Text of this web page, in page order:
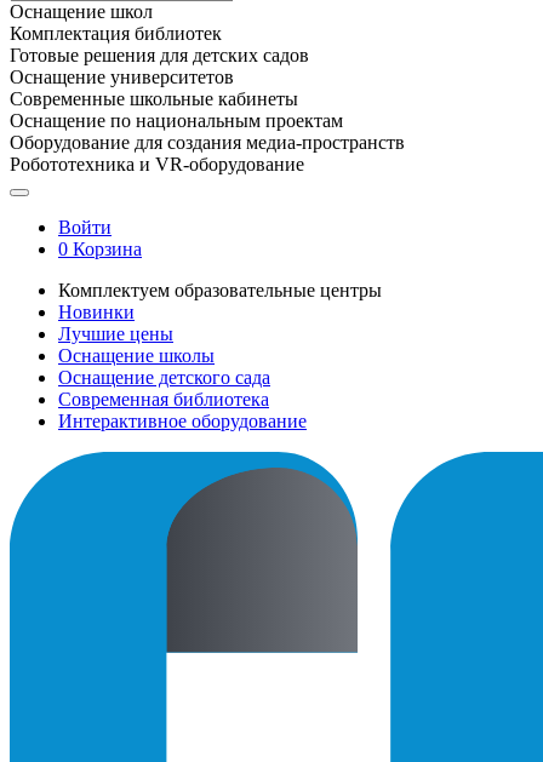
Оснащение школ
Комплектация библиотек
Готовые решения для детских садов
Оснащение университетов
Современные школьные кабинеты
Оснащение по национальным проектам
Оборудование для создания медиа-пространств
Робототехника и VR-оборудование
Войти
0 Корзина
Комплектуем образовательные центры
Новинки
Лучшие цены
Оснащение школы
Оснащение детского сада
Современная библиотека
Интерактивное оборудование